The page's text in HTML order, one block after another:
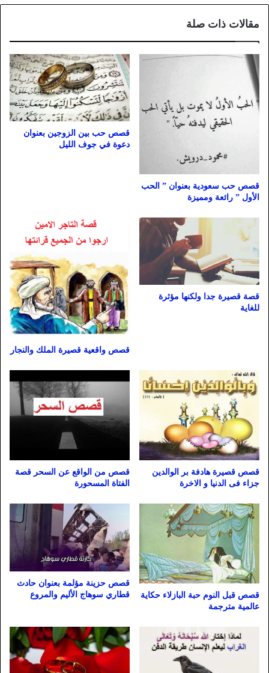
مقالات ذات صلة
قصص حب سعودية بعنوان ” الحب
الأول ” رائعة ومميزة
قصص حب بين الزوجين بعنوان
دعوة في جوف الليل
قصة قصيرة جدا ولكنها مؤثرة
للغاية
قصص واقعية قصيرة الملك والنجار
قصص قصيرة هادفة بر الوالدين
جزاء فى الدنيا و الاخرة
قصص من الواقع عن السحر قصة
الفتاة المسحورة
قصص قبل النوم حبة البازلاء حكاية
عالمية مترجمة
قصص حزينة مؤلمة بعنوان حادث
قطاري سوهاج الأليم والمروع